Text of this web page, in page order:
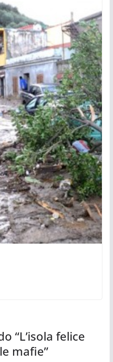
“L’isola felice
mafie”